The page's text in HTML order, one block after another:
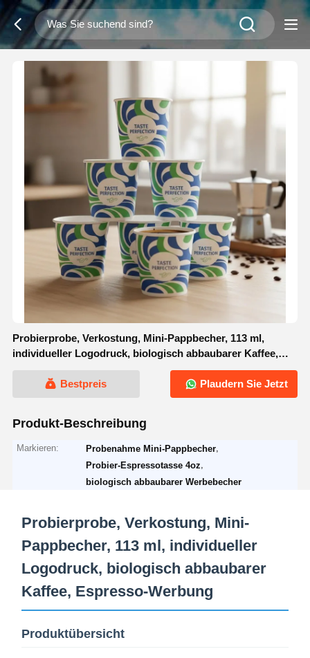
Probierprobe, Verkostung, Mini-Pappbecher, 113 ml,
individueller Logodruck, biologisch abbaubarer Kaffee,
Bestpreis
Plaudern Sie Jetzt
Produkt-Beschreibung
Markieren: Probenahme Mini-Pappbecher
Probier-Espressotasse 4oz
biologisch abbaubarer Werbebecher
Probierprobe, Verkostung, Mini-
Pappbecher, 113 ml, individueller
Logodruck, biologisch abbaubarer
Kaffee, Espresso-Werbung
Produktübersicht